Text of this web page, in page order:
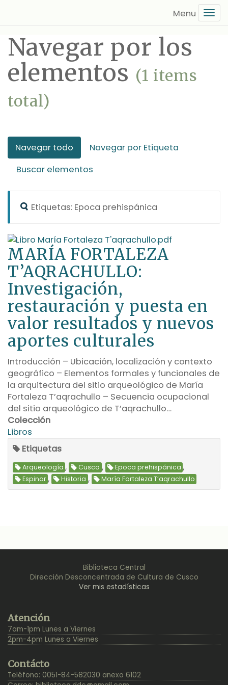
principal
Navegar por los
elementos (1 items
total)
Navegar todo
Navegar por Etiqueta
Buscar elementos
Etiquetas: Epoca prehispánica
MARÍA FORTALEZA
T’AQRACHULLO:
Investigación,
restauración y puesta en
valor resultados y nuevos
aportes culturales
Introducción – Ubicación, localización y contexto
geográfico – Elementos formales y funcionales de
la arquitectura del sitio arqueológico de María
Fortaleza T’aqrachullo – Secuencia ocupacional
del sitio arqueológico de T’aqrachullo…
Colección
Libros
Etiquetas
Arqueología , Cusco , Epoca prehispánica ,
Espinar , Historia , María Fortaleza T’aqrachullo
Biblioteca Central
Dirección Desconcentrada de Cultura de Cusco
Ver mis estadísticas
Top
Atención
7am-1pm Lunes a Viernes
2pm-4pm Lunes a Viernes
Contácto
Teléfono: 0051-84-582030 anexo 6102